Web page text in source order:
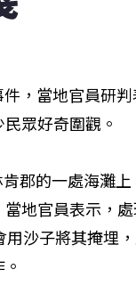
，當地官員研
眾好奇圍觀。
郡的一處海灘
地官員表示，
沙子將其掩埋